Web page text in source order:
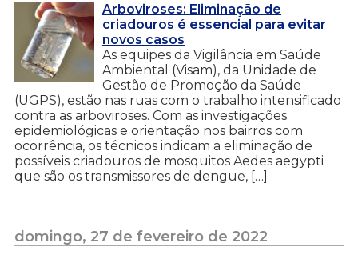
Arboviroses: Eliminação de
criadouros é essencial para evitar
novos casos
As equipes da Vigilância em Saúde
Ambiental (Visam), da Unidade de
Gestão de Promoção da Saúde
(UGPS), estão nas ruas com o trabalho intensificado
contra as arboviroses. Com as investigações
epidemiológicas e orientação nos bairros com
ocorrência, os técnicos indicam a eliminação de
possíveis criadouros de mosquitos Aedes aegypti
que são os transmissores de dengue, […]
domingo, 27 de fevereiro de 2022